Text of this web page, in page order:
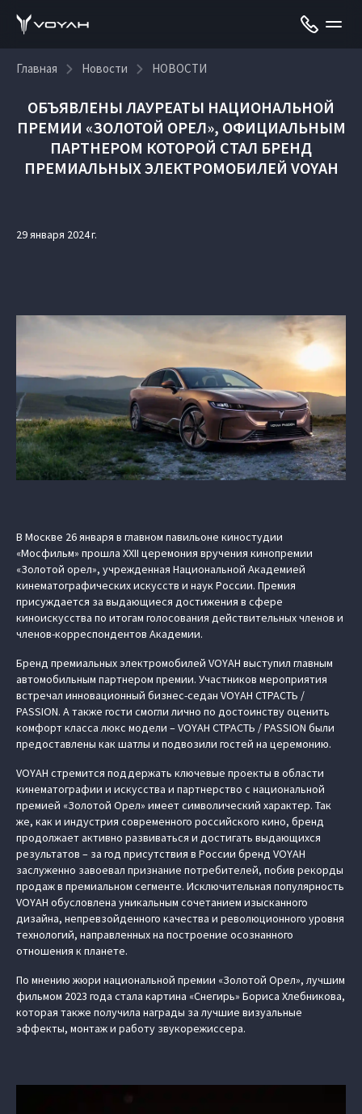
Главная Новости НОВОСТИ
ОБЪЯВЛЕНЫ ЛАУРЕАТЫ НАЦИОНАЛЬНОЙ
ПРЕМИИ «ЗОЛОТОЙ ОРЕЛ», ОФИЦИАЛЬНЫМ
ПАРТНЕРОМ КОТОРОЙ СТАЛ БРЕНД
ПРЕМИАЛЬНЫХ ЭЛЕКТРОМОБИЛЕЙ VOYAH
29 января 2024 г.
В Москве 26 января в главном павильоне киностудии
«Мосфильм» прошла XXII церемония вручения кинопремии
«Золотой орел», учрежденная Национальной Академией
кинематографических искусств и наук России. Премия
присуждается за выдающиеся достижения в сфере
киноискусства по итогам голосования действительных членов и
членов-корреспондентов Академии.
Бренд премиальных электромобилей VOYAH выступил главным
автомобильным партнером премии. Участников мероприятия
встречал инновационный бизнес-седан VOYAH СТРАСТЬ /
PASSION. А также гости смогли лично по достоинству оценить
комфорт класса люкс модели – VOYAH СТРАСТЬ / PASSION были
предоставлены как шатлы и подвозили гостей на церемонию.
VOYAH стремится поддержать ключевые проекты в области
кинематографии и искусства и партнерство с национальной
премией «Золотой Орел» имеет символический характер. Так
же, как и индустрия современного российского кино, бренд
продолжает активно развиваться и достигать выдающихся
результатов – за год присутствия в России бренд VOYAH
заслуженно завоевал признание потребителей, побив рекорды
продаж в премиальном сегменте. Исключительная популярность
VOYAH обусловлена уникальным сочетанием изысканного
дизайна, непревзойденного качества и революционного уровня
технологий, направленных на построение осознанного
отношения к планете.
По мнению жюри национальной премии «Золотой Орел», лучшим
фильмом 2023 года стала картина «Снегирь» Бориса Хлебникова,
которая также получила награды за лучшие визуальные
эффекты, монтаж и работу звукорежиссера.